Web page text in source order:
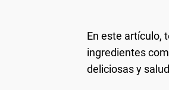
En este artículo,
ingredientes
deliciosas y